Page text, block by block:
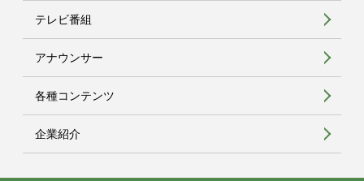
テレビ番組
アナウンサー
各種コンテンツ
企業紹介